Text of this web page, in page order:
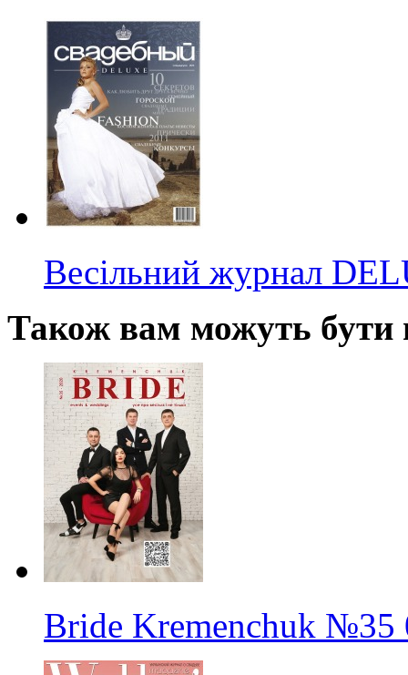
Весільний журнал
Також вам можуть бути
Bride Kremenchuk №35